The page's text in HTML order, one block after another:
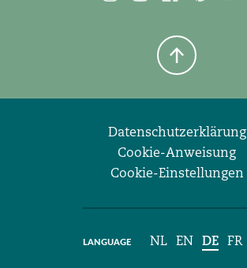
Datenschutzerklärung
Cookie-Anweisung
Cookie-Einstellungen
NL EN DE FR